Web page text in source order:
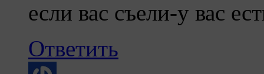
если вас съели-у вас
Ответить